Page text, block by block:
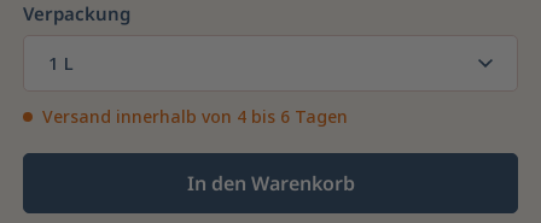
Verpackung
1 L
Versand innerhalb von 4 bis 6 Tagen
In den Warenkorb